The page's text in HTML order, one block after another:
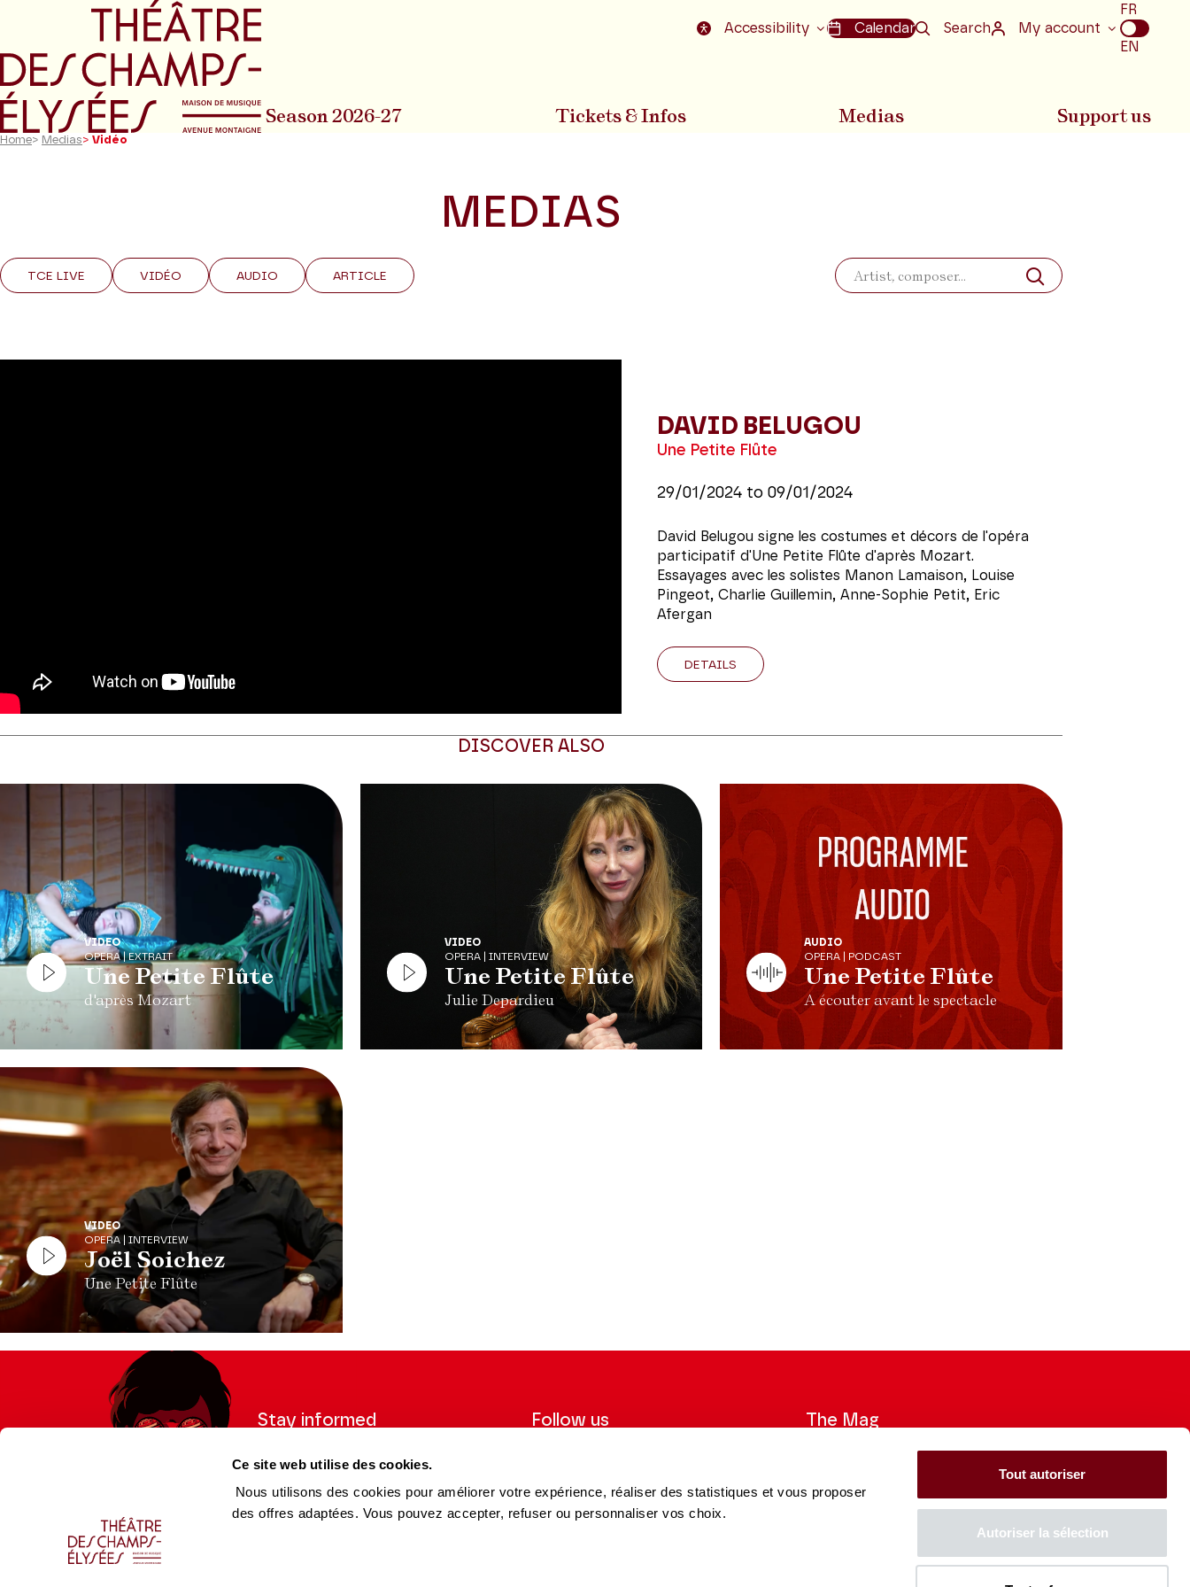
Ce site web utilise des cookies.
Nous utilisons des cookies pour améliorer votre expérience, réaliser des statistiques et vous proposer
des offres adaptées. Vous pouvez accepter, refuser ou personnaliser vos choix.
Tout autoriser
Autoriser la sélection
Go to main menu Go to content Accessibility Calendar Search My account
Choix
de
la
FR
EN
Season 2026-27 Tickets & Infos Medias Support us
Home> Medias> Vidéo
MEDIAS
TCE LIVE VIDÉO AUDIO ARTICLE
Search
DAVID BELUGOU
Une Petite Flûte
29/01/2024to 09/01/2024
David Belugou signe les costumes et décors de l'opéra
participatif d'Une Petite Flûte d'après Mozart.
Essayages avec les solistes Manon Lamaison, Louise
Pingeot, Charlie Guillemin, Anne-Sophie Petit, Eric
Afergan
DETAILS
DISCOVER ALSO
VIDEO
OPERA | EXTRAIT
Une Petite Flûte
d'après Mozart
VIDEO
OPERA | INTERVIEW
Une Petite Flûte
Julie Depardieu
AUDIO
OPERA | PODCAST
Une Petite Flûte
A écouter avant le spectacle
VIDEO
OPERA | INTERVIEW
Joël Soichez
Une Petite Flûte
Stay informed
updates from the Theatre.
REGISTER
Follow us
FacebookInstagram
Tik YoutubeLinkedin
The Mag
Check out the 2026-27 Brochure